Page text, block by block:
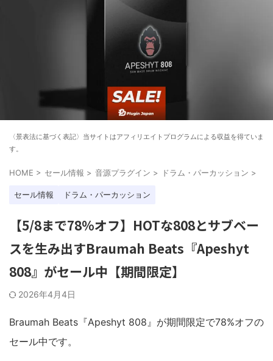
〈景表法に基づく表記〉当サイトはアフィリエイトプログラムによる収益を得ていま
す。
HOME > セール情報 > 音源プラグイン > ドラム・パーカッション >
セール情報 ドラム・パーカッション
【5/8まで78%オフ】HOTな808とサブベー
スを生み出すBraumah Beats『Apeshyt
808』がセール中【期間限定】
2026年4月4日
Braumah Beats『Apeshyt 808』が期間限定で78%オフの
セール中です。